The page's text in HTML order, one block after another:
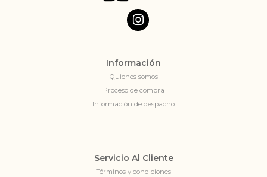
Información
Quienes somos
Proceso de compra
Información de despacho
Servicio Al Cliente
Términos y condiciones